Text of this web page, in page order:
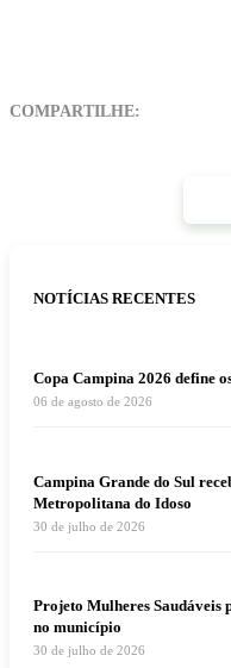
COMPARTILHE:
NOTÍCIAS RECENTES
Copa Campina 2026 define
06 de agosto de 2026
Campina Grande do Sul
Metropolitana do Idoso
30 de julho de 2026
Projeto Mulheres Saudáveis
no município
30 de julho de 2026